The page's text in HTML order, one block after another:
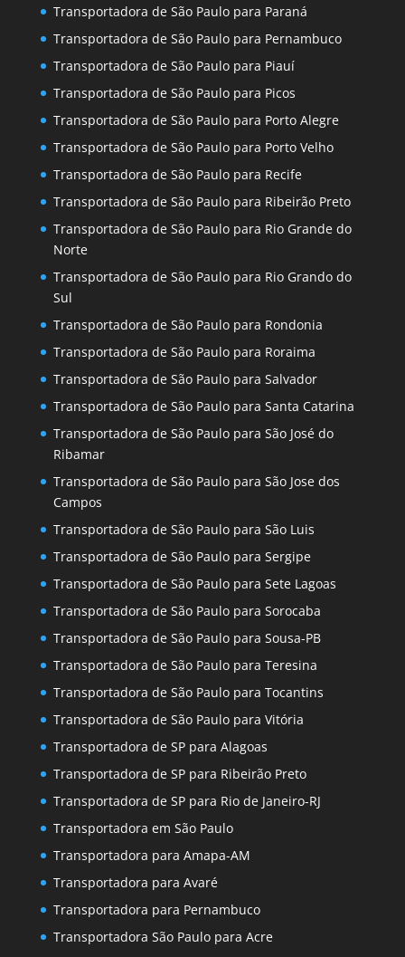
Transportadora de São Paulo para Paraná
Transportadora de São Paulo para Pernambuco
Transportadora de São Paulo para Piauí
Transportadora de São Paulo para Picos
Transportadora de São Paulo para Porto Alegre
Transportadora de São Paulo para Porto Velho
Transportadora de São Paulo para Recife
Transportadora de São Paulo para Ribeirão Preto
Transportadora de São Paulo para Rio Grande do
Norte
Transportadora de São Paulo para Rio Grando do
Sul
Transportadora de São Paulo para Rondonia
Transportadora de São Paulo para Roraima
Transportadora de São Paulo para Salvador
Transportadora de São Paulo para Santa Catarina
Transportadora de São Paulo para São José do
Ribamar
Transportadora de São Paulo para São Jose dos
Campos
Transportadora de São Paulo para São Luis
Transportadora de São Paulo para Sergipe
Transportadora de São Paulo para Sete Lagoas
Transportadora de São Paulo para Sorocaba
Transportadora de São Paulo para Sousa-PB
Transportadora de São Paulo para Teresina
Transportadora de São Paulo para Tocantins
Transportadora de São Paulo para Vitória
Transportadora de SP para Alagoas
Transportadora de SP para Ribeirão Preto
Transportadora de SP para Rio de Janeiro-RJ
Transportadora em São Paulo
Transportadora para Amapa-AM
Transportadora para Avaré
Transportadora para Pernambuco
Transportadora São Paulo para Acre